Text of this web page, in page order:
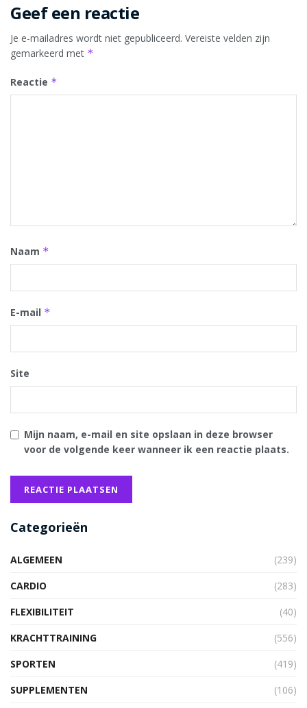
Geef een reactie
Je e-mailadres wordt niet gepubliceerd. Vereiste velden zijn
gemarkeerd met *
Reactie *
Naam *
E-mail *
Site
Mijn naam, e-mail en site opslaan in deze browser
voor de volgende keer wanneer ik een reactie plaats.
Categorieën
ALGEMEEN
(239)
CARDIO
(283)
FLEXIBILITEIT
(40)
KRACHTTRAINING
(556)
SPORTEN
(419)
SUPPLEMENTEN
(106)